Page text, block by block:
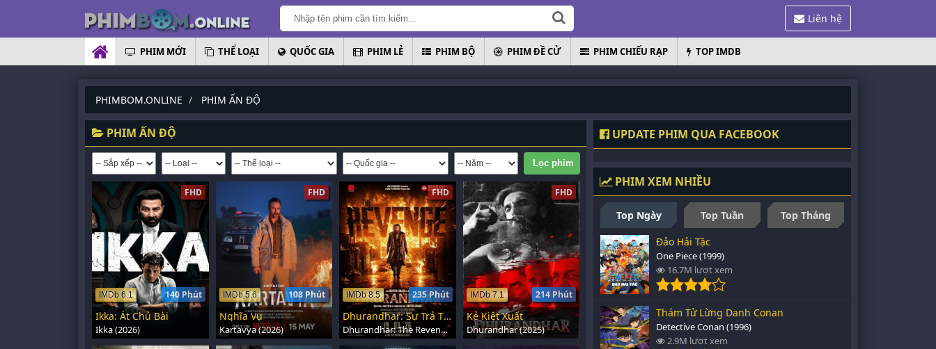
Liên hệ
PHIM MỚI THỂ LOẠI QUỐC GIA PHIM LẺ PHIM BỘ PHIM ĐỀ CỬ PHIM CHIẾU RẠP TOP IMDB
PHIMBOM.ONLINE PHIM ẤN ĐỘ
PHIM ẤN ĐỘ
FHD
140 Phút
IMDb 6.1
Ikka: Át Chủ Bài
Ikka (2026)
FHD
108 Phút
IMDb 5.6
Nghĩa Vụ
Kartavya (2026)
FHD
235 Phút
IMDb 8.5
Dhurandhar: Sự Trả Thù
Dhurandhar: The Revenge (2026)
FHD
214 Phút
IMDb 7.1
Kẻ Kiệt Xuất
Dhurandhar (2025)
UPDATE PHIM QUA FACEBOOK
PHIM XEM NHIỀU
Top Ngày Top Tuần
Top Tháng
Đảo Hải Tặc
One Piece (1999)
16.7M lượt xem
Thám Tử Lừng Danh Conan
Detective Conan (1996)
2.9M lượt xem